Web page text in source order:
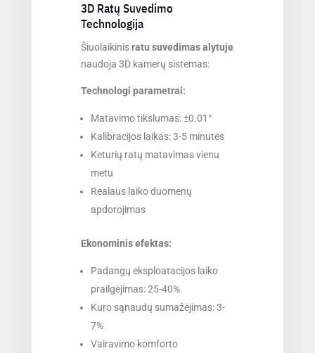
3D Ratų Suvedimo
Technologija
Šiuolaikinisratu suvedimas alytuje
naudoja 3D kamerų sistemas:
Technologi parametrai:
Matavimo tikslumas: ±0.01°
Kalibracijos laikas: 3-5 minutės
Keturių ratų matavimas vienu
metu
Realaus laiko duomenų
apdorojimas
Ekonominis efektas:
Padangų eksploatacijos laiko
prailgėjimas: 25-40%
Kuro sąnaudų sumažėjimas: 3-
7%
Vairavimo komforto